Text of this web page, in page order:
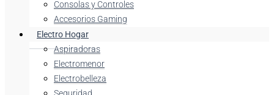
Consolas y Controles
Accesorios Gaming
Electro Hogar
Aspiradoras
Electromenor
Electrobelleza